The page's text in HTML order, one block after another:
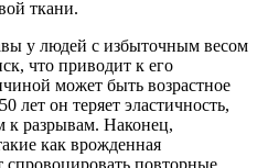
ткани.
у людей с избыточным весом
что приводит к его
может быть возрастное
лет он теряет эластичность,
к разрывам. Наконец,
как врожденная